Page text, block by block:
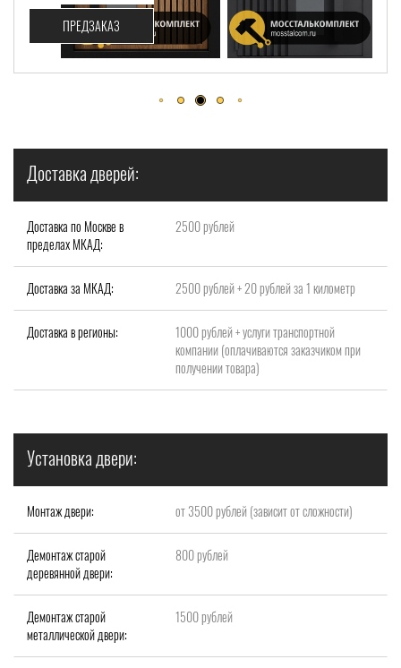
ПРЕДЗАКАЗ
Доставка дверей:
Доставка по Москве в
пределах МКАД:
2500 рублей
Доставка за МКАД: 2500 рублей + 20 рублей за 1 километр
Доставка в регионы:
1000 рублей + услуги транспортной
компании (оплачиваются заказчиком при
получении товара)
Установка двери:
Монтаж двери: от 3500 рублей (зависит от сложности)
Демонтаж старой
деревянной двери:
800 рублей
Демонтаж старой
металлической двери:
1500 рублей